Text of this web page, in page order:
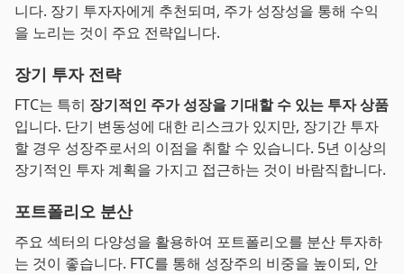
니다. 장기 투자자에게 추천되며, 주가 성장성을 통해 수익
을 노리는 것이 주요 전략입니다.
장기 투자 전략
FTC는 특히 장기적인 주가 성장을 기대할 수 있는 투자 상품
입니다. 단기 변동성에 대한 리스크가 있지만, 장기간 투자
할 경우 성장주로서의 이점을 취할 수 있습니다. 5년 이상의
장기적인 투자 계획을 가지고 접근하는 것이 바람직합니다.
포트폴리오 분산
주요 섹터의 다양성을 활용하여 포트폴리오를 분산 투자하
는 것이 좋습니다. FTC를 통해 성장주의 비중을 높이되, 안